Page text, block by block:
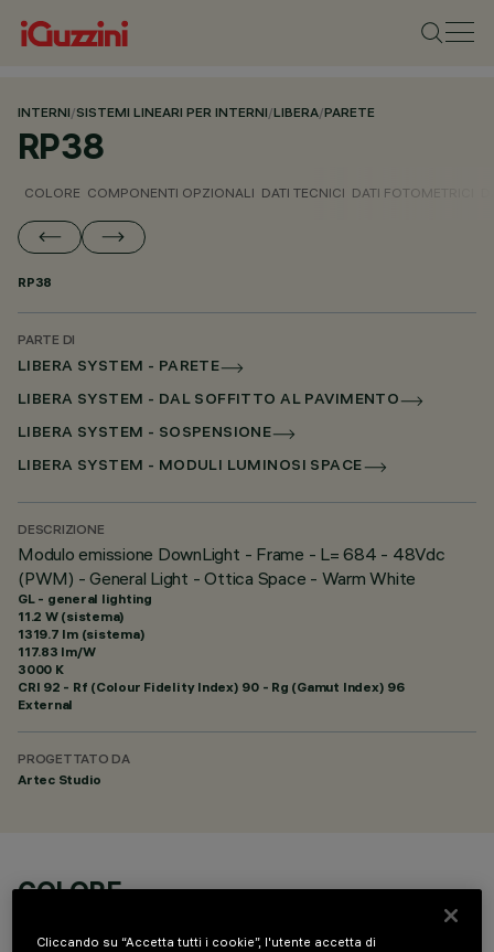
INTERNI/SISTEMI LINEARI PER INTERNI/LIBERA/PARETE
RP38
COLORE COMPONENTI OPZIONALI DATI TECNICI DATI FOTOMETRICI
RP38
PARTE DI
LIBERA SYSTEM - PARETE
LIBERA SYSTEM - DAL SOFFITTO AL PAVIMENTO
LIBERA SYSTEM - SOSPENSIONE
LIBERA SYSTEM - MODULI LUMINOSI SPACE
DESCRIZIONE
Modulo emissione DownLight - Frame - L= 684 - 48Vdc
(PWM) - General Light - Ottica Space - Warm White
GL - general lighting
11.2 W (sistema)
1319.7 lm (sistema)
117.83 lm/W
3000 K
CRI 92 - Rf (Colour Fidelity Index) 90 - Rg (Gamut Index) 96
External
PROGETTATO DA
Artec Studio
COLORE
Cliccando su “Accetta tutti i cookie”, l'utente accetta di